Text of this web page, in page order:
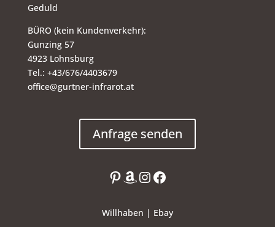
Geduld
BÜRO (kein Kundenverkehr):
Gunzing 57
4923 Lohnsburg
Tel.: +43/676/4403679
office@gurtner-infrarot.at
Anfrage senden
Pinterest
Amazon
Instagram
Facebook
Willhaben | Ebay